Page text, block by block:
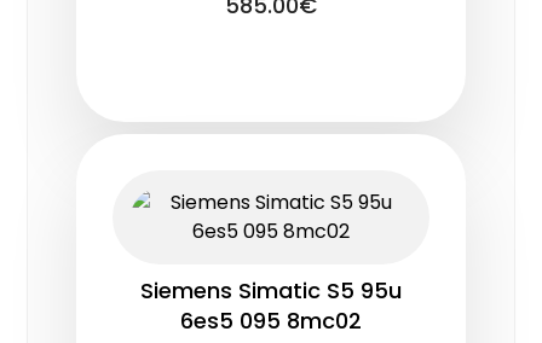
Siemens Simatic S5 95u
6es5 095 8mc02